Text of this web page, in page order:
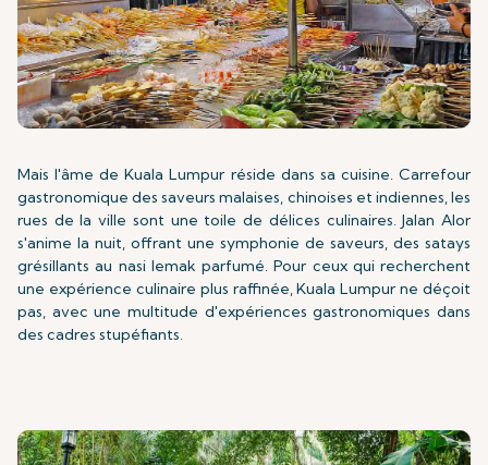
Mais l'âme de Kuala Lumpur réside dans sa cuisine. Carrefour
gastronomique des saveurs malaises, chinoises et indiennes, les
rues de la ville sont une toile de délices culinaires. Jalan Alor
s'anime la nuit, offrant une symphonie de saveurs, des satays
grésillants au nasi lemak parfumé. Pour ceux qui recherchent
une expérience culinaire plus raffinée, Kuala Lumpur ne déçoit
pas, avec une multitude d'expériences gastronomiques dans
des cadres stupéfiants.